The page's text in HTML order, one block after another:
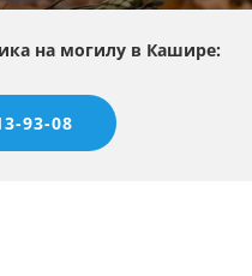
на могилу в Кашире:
93-08